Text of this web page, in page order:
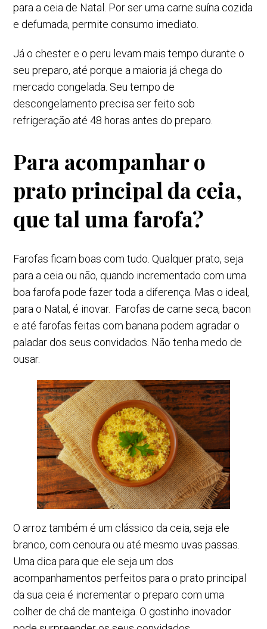
para a ceia de Natal. Por ser uma carne suína cozida
e defumada, permite consumo imediato.
Já o chester e o peru levam mais tempo durante o
seu preparo, até porque a maioria já chega do
mercado congelada. Seu tempo de
descongelamento precisa ser feito sob
refrigeração até 48 horas antes do preparo.
Para acompanhar o
prato principal da ceia,
que tal uma farofa?
Farofas ficam boas com tudo. Qualquer prato, seja
para a ceia ou não, quando incrementado com uma
boa farofa pode fazer toda a diferença. Mas o ideal,
para o Natal, é inovar. Farofas de carne seca, bacon
e até farofas feitas com banana podem agradar o
paladar dos seus convidados. Não tenha medo de
ousar.
O arroz também é um clássico da ceia, seja ele
branco, com cenoura ou até mesmo uvas passas.
Uma dica para que ele seja um dos
acompanhamentos perfeitos para o prato principal
da sua ceia é incrementar o preparo com uma
colher de chá de manteiga. O gostinho inovador